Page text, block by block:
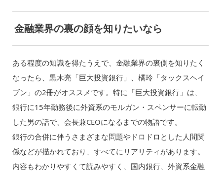
金融業界の裏の顔を知りたいなら
ある程度の知識を得たうえで、金融業界の裏側を知りたく
なったら、黒木亮「巨大投資銀行」、橘玲「タックスヘイ
ブン」の2冊がオススメです。特に「巨大投資銀行」は、
銀行に15年勤務後に外資系のモルガン・スペンサーに転勤
した男の話で、会長兼CEOになるまでの物語です。
銀行の合併に伴うさまざまな問題やドロドロとした人間関
係などが描かれており、すべてにリアリティがあります。
内容もわかりやすくて読みやすく、国内銀行、外資系金融